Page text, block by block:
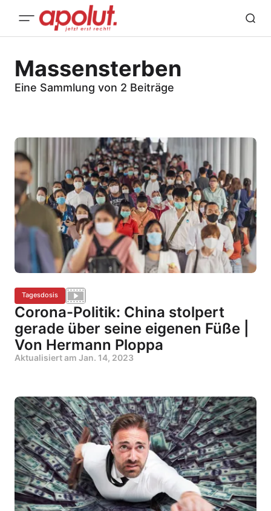
Massensterben
Eine Sammlung von 2 Beiträge
Tagesdosis
Corona-Politik: China stolpert
gerade über seine eigenen Füße |
Von Hermann Ploppa
Aktualisiert am Jan. 14, 2023